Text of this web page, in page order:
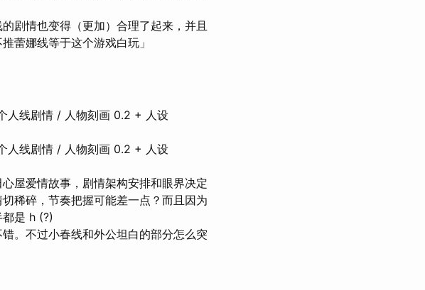
剧情也变得（更加）合理了起来，并且
蕾娜线等于这个游戏白玩」
人线剧情 / 人物刻画 0.2 + 人设
人线剧情 / 人物刻画 0.2 + 人设
屋爱情故事，剧情架构安排和眼界决定
稀碎，节奏把握可能差一点？而且因为
是 h (?)
。不过小春线和外公坦白的部分怎么突